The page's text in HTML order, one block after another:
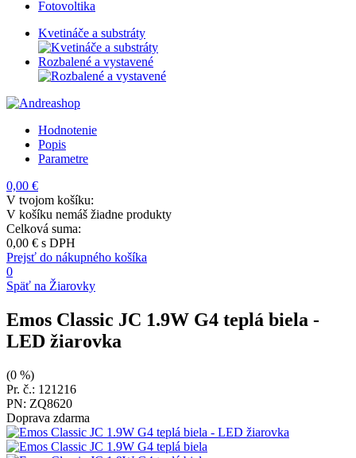
Fotovoltika
Kvetináče a substráty
Rozbalené a vystavené
Hodnotenie
Popis
Parametre
0,00 €
V tvojom košíku:
V košíku nemáš žiadne produkty
Celková suma:
0,00 € s DPH
Prejsť do nákupného košíka
0
Späť na Žiarovky
Emos Classic JC 1.9W G4 teplá biela -
LED žiarovka
(0 %)
Pr. č.: 121216
PN: ZQ8620
Doprava zdarma